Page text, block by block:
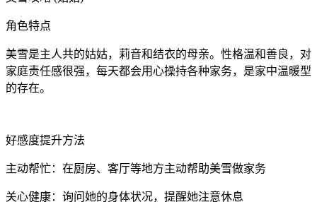
角色特点
美雪是主人共的姑姑，莉音和结衣的母亲。性格温和善良，对
家庭责任感很强，每天都会用心操持各种家务，是家中温暖型
的存在。
好感度提升方法
主动帮忙：在厨房、客厅等地方主动帮助美雪做家务
关心健康：询问她的身体状况，提醒她注意休息